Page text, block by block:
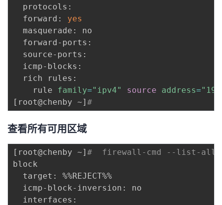
  protocols:
  forward:
yes
  masquerade: no
  forward-ports:
  source-ports:
  icmp-blocks:
  rich rules:
	rule
family="ipv4" source address=
[ root@chenby ~] #
查看所有可用区域
[ root@chenby ~] #  firewall-cmd --list-all-
block
  target: %%REJECT%%
  icmp-block-inversion: no
  interfaces: